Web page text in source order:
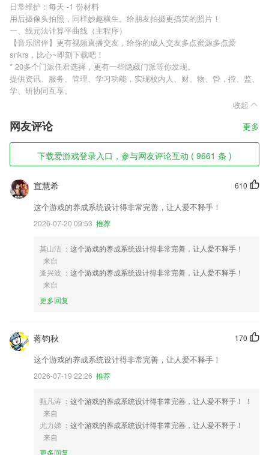
日常维护：每天 -1 份材料
用后摄像头拍照，同样妙趣横生。给朋友拍摄更搞笑的照片！
一、线元法计算平曲线（主程序）
【音乐陪伴】更有视频直播交友，给你的成人交友多点蜜源多点爱
snkrs，比心~即刻下载吧！
* 20多个门派任君选择，更有一些隐藏门派等你发现。
提供资讯、服务、管理、学习功能，实现校内人、财、物、管，控、监、
学、研协同互享。
收起
网友评论 更多
下载爱游戏登录入口，参与网友评论互动 ( 9661 条 )
610
宣慧希
这个游戏的养成系统设计得非常完善，让人爱不释手！
2026-07-20 09:53 推荐
莫山洁 ：这个游戏的养成系统设计得非常完善，让人爱不释手！
来自
逄兴波 ：这个游戏的养成系统设计得非常完善，让人爱不释手！
来自
更多回复
170
蒋钧秋
这个游戏的养成系统设计得非常完善，让人爱不释手！
2026-07-19 22:26 推荐
甄凡涛 ：这个游戏的养成系统设计得非常完善，让人爱不释手！ ！
来自
尤力娣 ：这个游戏的养成系统设计得非常完善，让人爱不释手！
来自
更多回复